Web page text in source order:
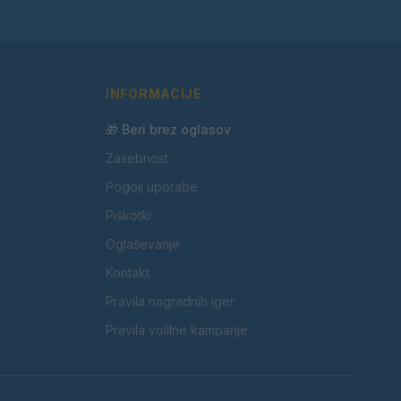
INFORMACIJE
🎁 Beri brez oglasov
Zasebnost
Pogoji uporabe
Piškotki
Oglaševanje
Kontakt
Pravila nagradnih iger
Pravila volilne kampanje